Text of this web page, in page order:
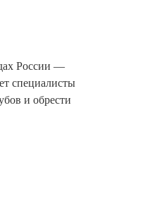
России —
специалисты
и обрести